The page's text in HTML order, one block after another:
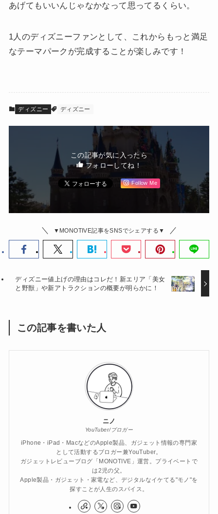
あげてもいいんじゃなかなって思ってるくらい。
1人のディズニーファンとして、これからもっと満足
なテーマパークが完成することが楽しみです！
ディズニー ディズニー
この記事が気に入ったら
フォローしてね！
Follow Me
▼MONOTIVE記事をSNSでシェアする▼
ディズニー値上げの理由はコレだ！新エリア「美女
と野獣」や新アトラクションの概要が明らかに！
この記事を書いた人
ニノ
YouTuber/ブロガー
iPhone・iPad・MacなどのApple製品、ガジェット情報の専門家
として活動するブロガー兼YouTuber。
ガジェットレビューブログ「MONOTIVE」運営。プライベートで
は2児の父。
Apple製品・ガジェット・家電など、デジタルなイケてる"モノ"を
探すことが人生のスパイス。